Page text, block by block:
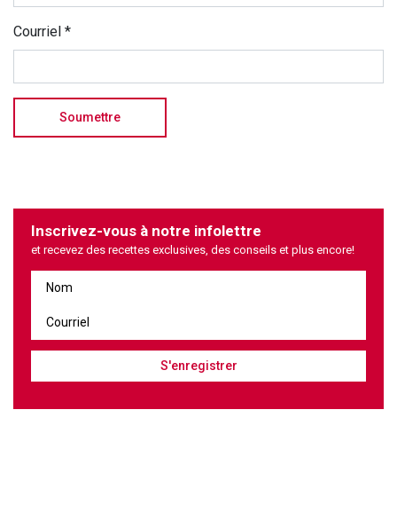
Courriel *
Inscrivez-vous à notre infolettre
et recevez des recettes exclusives, des conseils et plus encore!